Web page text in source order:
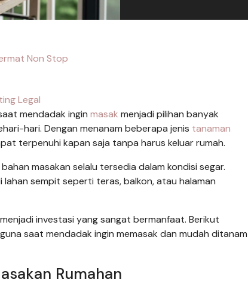
Non Stop
Legal
mendadak ingin masak menjadi pilihan banyak
hari. Dengan menanam beberapa jenis tanaman
terpenuhi kapan saja tanpa harus keluar rumah.
masakan selalu tersedia dalam kondisi segar.
sempit seperti teras, balkon, atau halaman
investasi yang sangat bermanfaat. Berikut
saat mendadak ingin memasak dan mudah ditanam
Rumahan